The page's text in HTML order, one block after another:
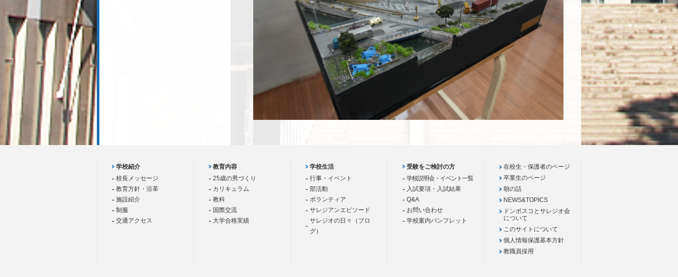
学校紹介
校長メッセージ
教育方針・沿革
施設紹介
制服
交通アクセス
教育内容
25歳の男づくり
カリキュラム
教科
国際交流
大学合格実績
学校生活
行事・イベント
部活動
ボランティア
サレジアンエピソード
サレジオの日々（ブロ
グ）
受験をご検討の方
学校説明会・イベント一覧
入試要項・入試結果
Q&A
お問い合わせ
学校案内パンフレット
在校生・保護者のページ
卒業生のページ
朝の話
NEWS&TOPICS
ドンボスコとサレジオ会
について
このサイトについて
個人情報保護基本方針
教職員採用